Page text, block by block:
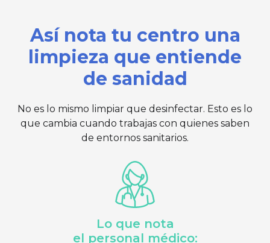
Así nota tu centro una
limpieza que entiende
de sanidad
No es lo mismo limpiar que desinfectar. Esto es lo
que cambia cuando trabajas con quienes saben
de entornos sanitarios.
Lo que nota
el personal médico: